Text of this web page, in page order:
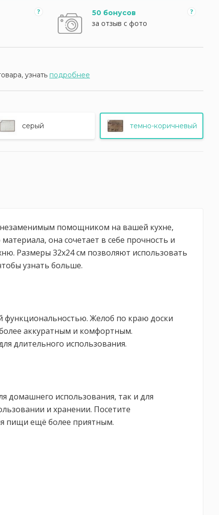
50 бонусов
за отзыв с фото
узнать подробнее
серый темно-коричневый
незаменимым помощником на вашей кухне,
она сочетает в себе прочность и
Размеры 32х24 см позволяют использовать
узнать больше.
функциональностью. Желоб по краю доски
аккуратным и комфортным.
длительного использования.
домашнего использования, так и для
и хранении. Посетите
пищи ещё более приятным.